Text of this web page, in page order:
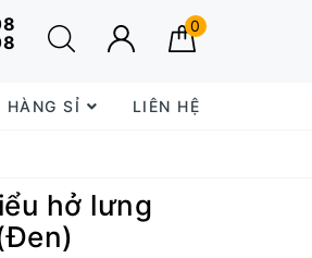
0
HÀNG SỈ LIÊN HỆ
hở lưng